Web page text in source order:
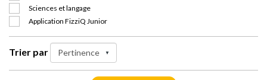
Sciences et langage
Application FizziQ Junior
Trier par